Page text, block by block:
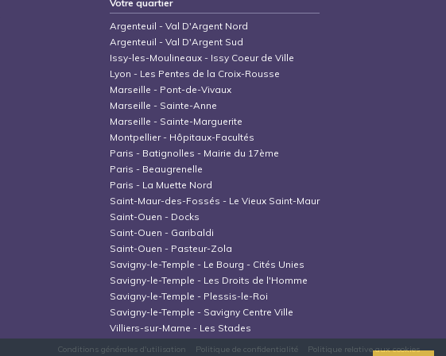
Votre quartier
Argenteuil -Val D'Argent Nord
Argenteuil -Val D'Argent Sud
Issy-les-Moulineaux - Issy Coeur de Ville
Lyon - Les Pentes de la Croix-Rousse
Marseille - Pont-de-Vivaux
Marseille - Sainte-Anne
Marseille - Sainte-Marguerite
Montpellier- Hôpitaux-Facultés
Paris - Batignolles - Mairie du 17ème
Paris - Beaugrenelle
Paris - La Muette Nord
Saint-Maur-des-Fossés - Le Vieux Saint-Maur
Saint-Ouen - Docks
Saint-Ouen - Garibaldi
Saint-Ouen - Pasteur-Zola
Savigny-le-Temple - Le Bourg - Cités Unies
Savigny-le-Temple - Les Droits de l'Homme
Savigny-le-Temple - Plessis-le-Roi
Savigny-le-Temple - Savigny Centre Ville
Villiers-sur-Marne - Les Stades
Conditions générales d'utilisation Politique de confidentialité Politique relative aux cookies